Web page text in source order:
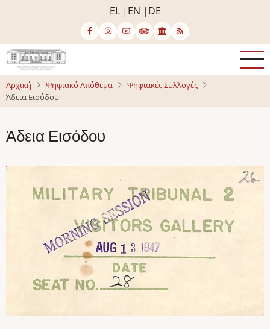
κυρίως
περιεχόμενο
EL EN DE
Αρχική Ψηφιακό Απόθεμα
Ψηφιακές Συλλογές
Άδεια Εισόδου
Άδεια Εισόδου
Image